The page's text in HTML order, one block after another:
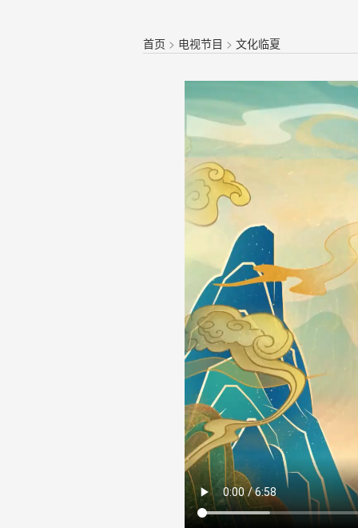
首页 > 电视节目 >文化临夏